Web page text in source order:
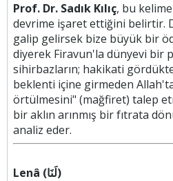
Prof. Dr. Sadık Kılıç, bu
devrime işaret ettiğini belirtir.
galip gelirsek bize büyük bir
diyerek Firavun'la dünyevi bir
sihirbazların; hakikati
beklenti içine girmeden
örtülmesini" (mağfiret) talep
bir aklın arınmış bir fıtrata
analiz eder.
Lenâ (لَنَا)